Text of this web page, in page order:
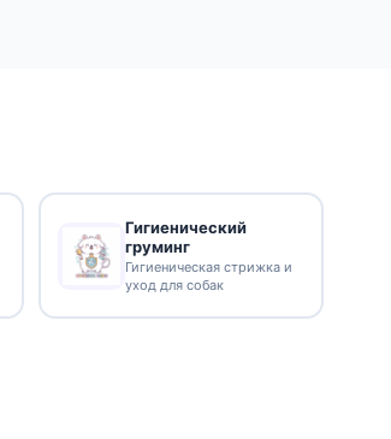
Гигиенический
груминг
Гигиеническая стрижка и
уход для собак